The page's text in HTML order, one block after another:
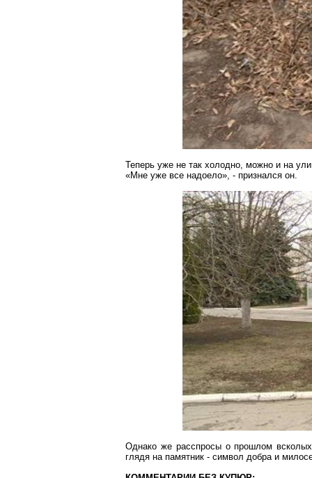
Теперь уже не так холодно, можно и на
«Мне уже все надоело», - признался он.
Однако же расспросы о прошлом
глядя на памятник - символ добра и